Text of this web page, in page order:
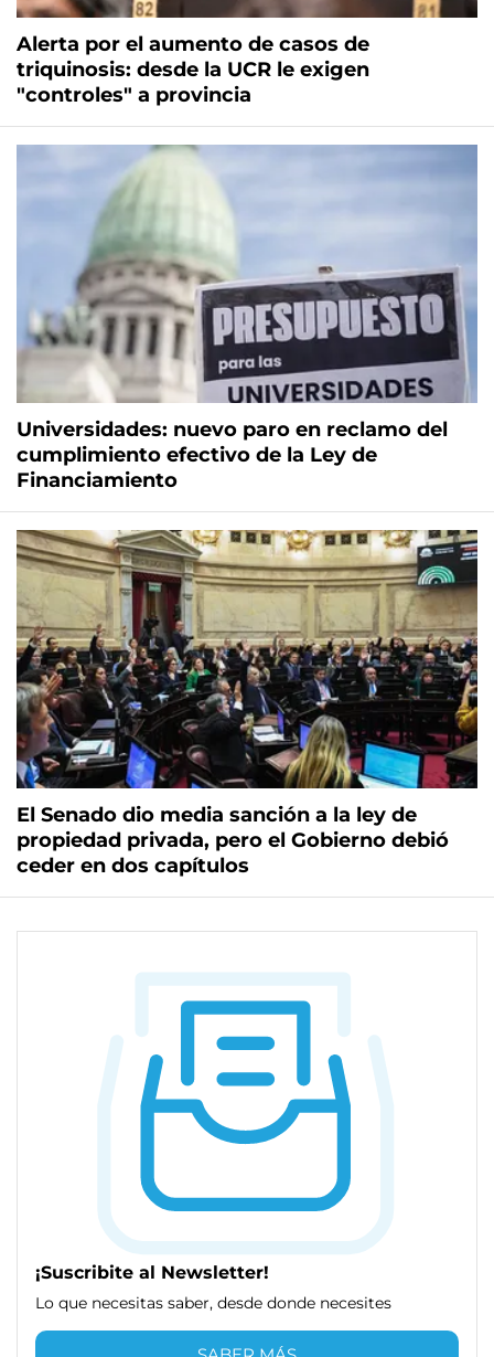
Alerta por el aumento de casos de
triquinosis: desde la UCR le exigen
"controles" a provincia
Universidades: nuevo paro en reclamo del
cumplimiento efectivo de la Ley de
Financiamiento
El Senado dio media sanción a la ley de
propiedad privada, pero el Gobierno debió
ceder en dos capítulos
¡Suscribite al Newsletter!
Lo que necesitas saber, desde donde necesites